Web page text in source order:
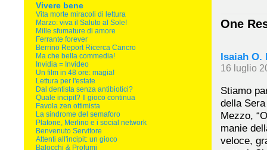
Vivere bene
Vita morte miracoli di lettura
Marzo: viva il Saluto al Sole!
Mille sfumature di amore
Ferrante forever
Berrino Report Ricerca Cancro
Ma che bella commedia!
Invidia = Invideo
Un film in 48 ore: magia!
Lettura per l'estate
Dal dentista senza antibiotici?
Quale incipit? Il gioco continua
Favola zen ottimista
La sindrome del semaforo
Platone, Merlino e i social network
Benvenuto Servitore
Attenti all'incipit: un gioco
Balocchi & Profumi
One
Isaiah O.
16 luglio
Stiamo
della
Mezzo,
manie
veloce,